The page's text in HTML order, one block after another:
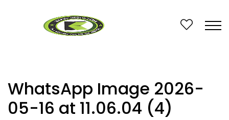
WhatsApp Image 2026-
05-16 at 11.06.04 (4)